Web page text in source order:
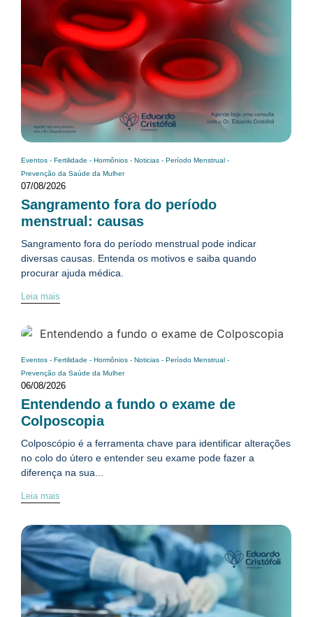
Eventos - Fertilidade - Hormônios - Noticias - Período Menstrual -
Prevenção da Saúde da Mulher
07/08/2026
Sangramento fora do período
menstrual: causas
Sangramento fora do período menstrual pode indicar
diversas causas. Entenda os motivos e saiba quando
procurar ajuda médica.
Leia mais
Eventos - Fertilidade - Hormônios - Noticias - Período Menstrual -
Prevenção da Saúde da Mulher
06/08/2026
Entendendo a fundo o exame de
Colposcopia
Colposcópio é a ferramenta chave para identificar alterações
no colo do útero e entender seu exame pode fazer a
diferença na sua...
Leia mais